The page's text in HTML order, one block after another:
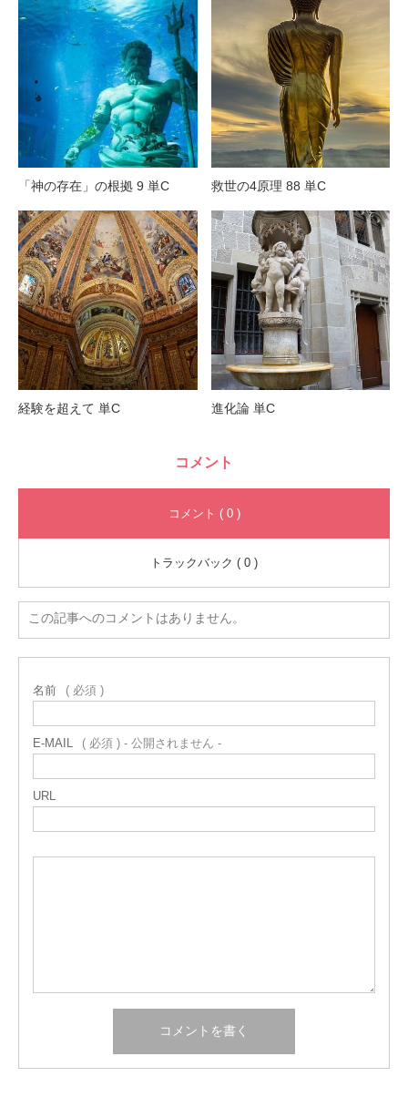
「神の存在」の根拠 9 単C 救世の4原理 88 単C
経験を超えて 単C 進化論 単C
コメント
コメント ( 0 )
トラックバック ( 0 )
この記事へのコメントはありません。
名前 ( 必須 )
E-MAIL ( 必須 ) - 公開されません -
URL